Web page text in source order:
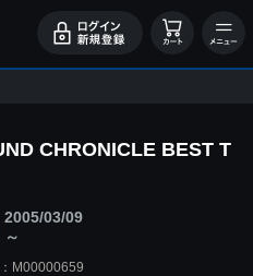
CHRONICLE BEST T
2005/03/09
～
M00000659